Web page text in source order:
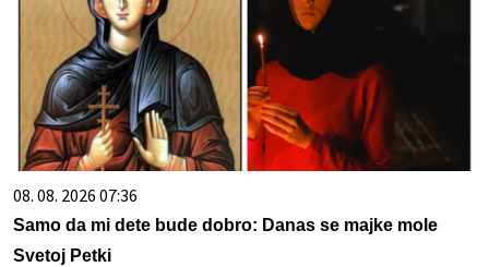
08. 08. 2026 07:36
Samo da mi dete bude dobro: Danas se majke mole
Svetoj Petki